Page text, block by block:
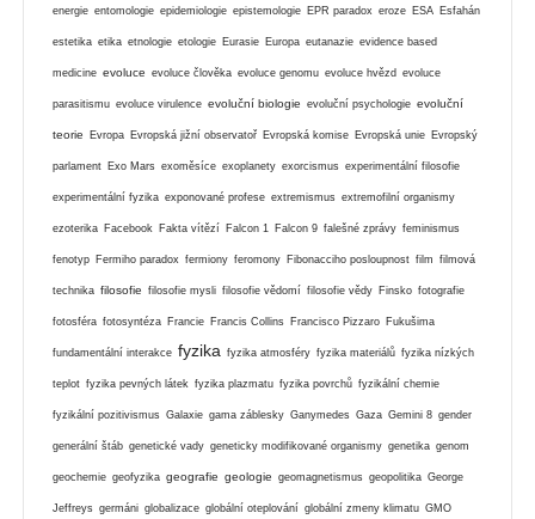
energie entomologie epidemiologie epistemologie EPR paradox eroze ESA Esfahán
estetika etika etnologie etologie Eurasie Europa eutanazie evidence based
medicine evoluce evoluce člověka evoluce genomu evoluce hvězd evoluce
parasitismu evoluce virulence evoluční biologie evoluční psychologie evoluční
teorie Evropa Evropská jižní observatoř Evropská komise Evropská unie Evropský
parlament Exo Mars exoměsíce exoplanety exorcismus experimentální filosofie
experimentální fyzika exponované profese extremismus extremofilní organismy
ezoterika Facebook Fakta vítězí Falcon 1 Falcon 9 falešné zprávy feminismus
fenotyp Fermiho paradox fermiony feromony Fibonacciho posloupnost film filmová
technika filosofie filosofie mysli filosofie vědomí filosofie vědy Finsko fotografie
fotosféra fotosyntéza Francie Francis Collins Francisco Pizzaro Fukušima
fundamentální interakce fyzika fyzika atmosféry fyzika materiálů fyzika nízkých
teplot fyzika pevných látek fyzika plazmatu fyzika povrchů fyzikální chemie
fyzikální pozitivismus Galaxie gama záblesky Ganymedes Gaza Gemini 8 gender
generální štáb genetické vady geneticky modifikované organismy genetika genom
geochemie geofyzika geografie geologie geomagnetismus geopolitika George
Jeffreys germáni globalizace globální oteplování globální zmeny klimatu GMO